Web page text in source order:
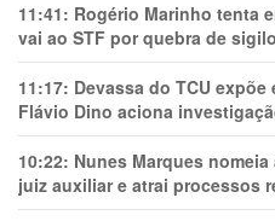
11:41: Rogério Marinho tenta
vai ao STF por quebra de
11:17: Devassa do TCU
Flávio Dino aciona
10:22: Nunes Marques
juiz auxiliar e atrai processos